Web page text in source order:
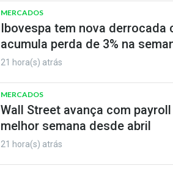
MERCADOS
Ibovespa tem nova derrocada
acumula perda de 3% na
21 hora(s) atrás
MERCADOS
Wall Street avança com
melhor semana desde abril
21 hora(s) atrás